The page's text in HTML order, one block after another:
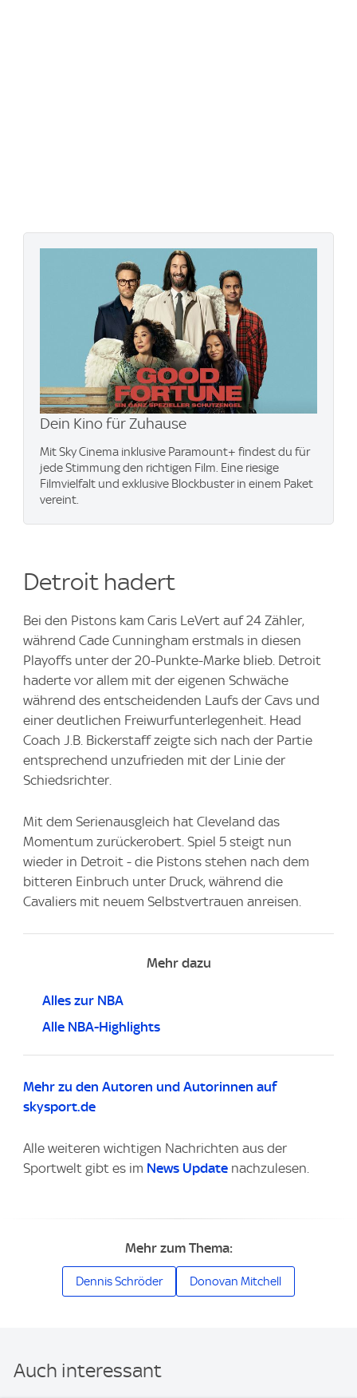
Dein Kino für Zuhause
Mit Sky Cinema inklusive Paramount+​ findest du für
jede Stimmung den richtigen Film. Eine riesige
Filmvielfalt und exklusive Blockbuster in einem Paket
vereint.
Detroit hadert
Bei den Pistons kam Caris LeVert auf 24 Zähler,
während Cade Cunningham erstmals in diesen
Playoffs unter der 20-Punkte-Marke blieb. Detroit
haderte vor allem mit der eigenen Schwäche
während des entscheidenden Laufs der Cavs und
einer deutlichen Freiwurfunterlegenheit. Head
Coach J.B. Bickerstaff zeigte sich nach der Partie
entsprechend unzufrieden mit der Linie der
Schiedsrichter.
Mit dem Serienausgleich hat Cleveland das
Momentum zurückerobert. Spiel 5 steigt nun
wieder in Detroit - die Pistons stehen nach dem
bitteren Einbruch unter Druck, während die
Cavaliers mit neuem Selbstvertrauen anreisen.
Mehr dazu
Alles zur NBA
Alle NBA-Highlights
Mehr zu den Autoren und Autorinnen auf
skysport.de
Alle weiteren wichtigen Nachrichten aus der
Sportwelt gibt es im News Update nachzulesen.
Mehr zum Thema:
Dennis Schröder Donovan Mitchell
Auch interessant